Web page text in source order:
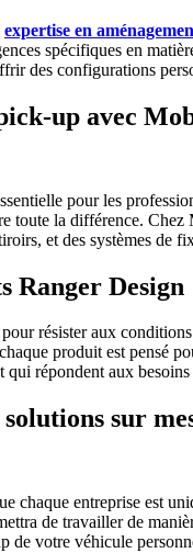
expertise en
spécifiques en
des configurations
up avec
pour les
toute la différence.
et des systèmes de
Ranger Design
résister aux
produit est pensé
répondent aux
sur
chaque entreprise est
de travailler de
votre véhicule